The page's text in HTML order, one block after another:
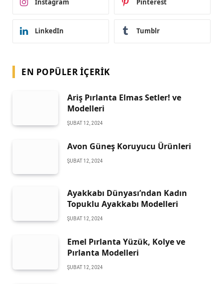
Instagram Pinterest
LinkedIn Tumblr
EN POPÜLER İÇERIK
Ariş Pırlanta Elmas Setler! ve
Modelleri
ŞUBAT 12, 2024
Avon Güneş Koruyucu Ürünleri
ŞUBAT 12, 2024
Ayakkabı Dünyası’ndan Kadın
Topuklu Ayakkabı Modelleri
ŞUBAT 12, 2024
Emel Pırlanta Yüzük, Kolye ve
Pırlanta Modelleri
ŞUBAT 12, 2024